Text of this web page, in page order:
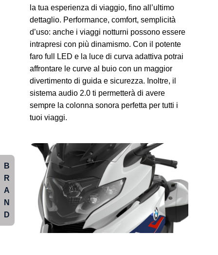
la tua esperienza di viaggio, fino all’ultimo
dettaglio. Performance, comfort, semplicità
d’uso: anche i viaggi notturni possono essere
intrapresi con più dinamismo. Con il potente
faro full LED e la luce di curva adattiva potrai
affrontare le curve al buio con un maggior
divertimento di guida e sicurezza. Inoltre, il
sistema audio 2.0 ti permetterà di avere
sempre la colonna sonora perfetta per tutti i
tuoi viaggi.
B
R
A
N
D